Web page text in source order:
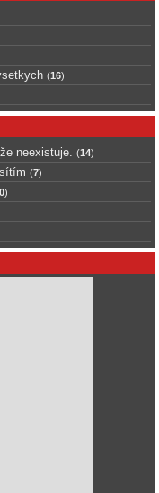
(16)
neexistuje. (14)
(7)
)